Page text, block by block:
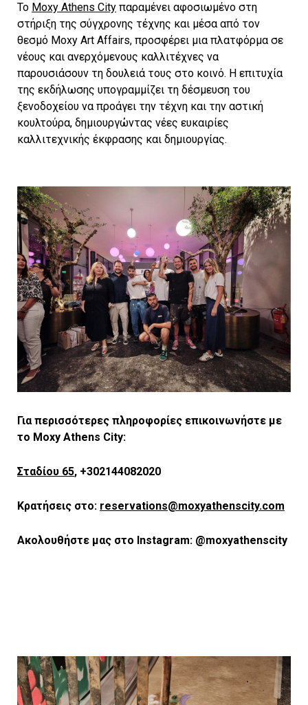
Το Moxy Athens City παραμένει αφοσιωμένο στη
στήριξη της σύγχρονης τέχνης και μέσα από τον
θεσμό Moxy Art Affairs, προσφέρει μια πλατφόρμα σε
νέους και ανερχόμενους καλλιτέχνες να
παρουσιάσουν τη δουλειά τους στο κοινό. Η επιτυχία
της εκδήλωσης υπογραμμίζει τη δέσμευση του
ξενοδοχείου να προάγει την τέχνη και την αστική
κουλτούρα, δημιουργώντας νέες ευκαιρίες
καλλιτεχνικής έκφρασης και δημιουργίας.
Για περισσότερες πληροφορίες επικοινωνήστε με
το Moxy Athens City:
Σταδίου 65, +302144082020
Κρατήσεις στο: reservations@moxyathenscity.com
Ακολουθήστε μας στο Instagram: @moxyathenscity